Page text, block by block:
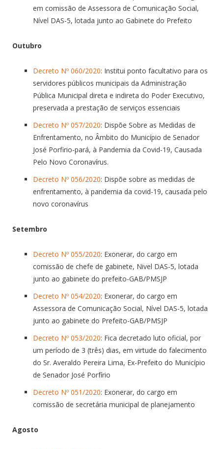
em comissão de Assessora de Comunicação Social,
Nível DAS-5, lotada junto ao Gabinete do Prefeito
Outubro
Decreto Nº 060/2020: Institui ponto facultativo para os
servidores públicos municipais da Administração
Pública Municipal direta e indireta do Poder Executivo,
preservada a prestação de serviços essenciais
Decreto Nº 057/2020: Dispõe Sobre as Medidas de
Enfrentamento, no Âmbito do Município de Senador
José Porfirio-pará, à Pandemia da Covid-19, Causada
Pelo Novo Coronavírus.
Decreto Nº 056/2020: Dispõe sobre as medidas de
enfrentamento, à pandemia da covid-19, causada pelo
novo coronavírus
Setembro
Decreto Nº 055/2020: Exonerar, do cargo em
comissão de chefe de gabinete, Nivel DAS-5, lotada
junto ao gabinete do prefeito-GAB/PMSJP
Decreto Nº 054/2020: Exonerar, do cargo em
Assessora de Comunicação Social, Nível DAS-5, lotada
junto ao gabinete do Prefeito-GAB/PMSJP
Decreto Nº 053/2020: Fica decretado luto oficial, por
um período de 3 (três) dias, em virtude do falecimento
do Sr. Averaldo Pereira Lima, Ex-Prefeito do Município
de Senador José Porfírio
Decreto Nº 051/2020: Exonerar, do cargo em
comissão de secretária municipal de planejamento
Agosto